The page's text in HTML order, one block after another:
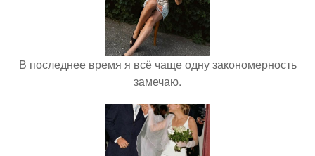
В последнее время я всё чаще одну закономерность
замечаю.